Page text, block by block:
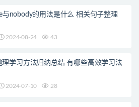
与nobody的用法是什么 相关句子整理
2024-08-24 43
理学习方法归纳总结 有哪些高效学习法
2024-07-10 28